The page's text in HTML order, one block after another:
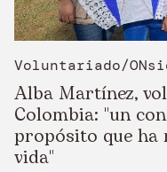
Voluntariado/
Alba Martínez,
Colombia: "un
propósito que ha
vida"